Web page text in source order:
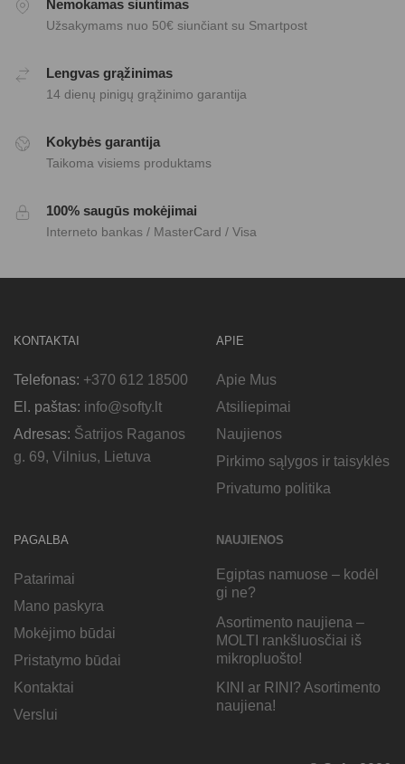
Nemokamas siuntimas
Užsakymams nuo 50€ siunčiant su Smartpost
Lengvas grąžinimas
14 dienų pinigų grąžinimo garantija
Kokybės garantija
Taikoma visiems produktams
100% saugūs mokėjimai
Interneto bankas / MasterCard / Visa
KONTAKTAI
Telefonas: +370 612 18500
El. paštas: info@softy.lt
Adresas: Šatrijos Raganos
g. 69, Vilnius, Lietuva
APIE
Apie Mus
Atsiliepimai
Naujienos
Pirkimo sąlygos ir taisyklės
Privatumo politika
PAGALBA
Patarimai
Mano paskyra
Mokėjimo būdai
Pristatymo būdai
Kontaktai
Verslui
NAUJIENOS
Egiptas namuose – kodėl
gi ne?
Asortimento naujiena –
MOLTI rankšluosčiai iš
mikropluošto!
KINI ar RINI? Asortimento
naujiena!